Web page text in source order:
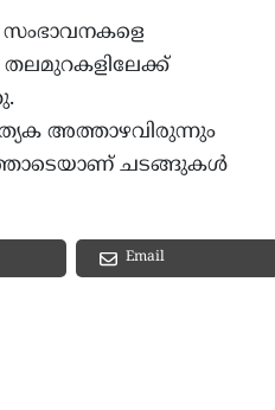
സംഭാവനകളെ
അത്താഴവിരുന്നും
ചടങ്ങുകൾ
Email